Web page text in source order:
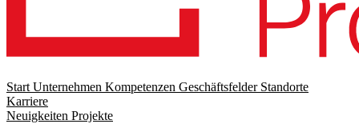
Footer
Start Unternehmen Kompetenzen Geschäftsfelder Standorte
Karriere
Neuigkeiten Projekte